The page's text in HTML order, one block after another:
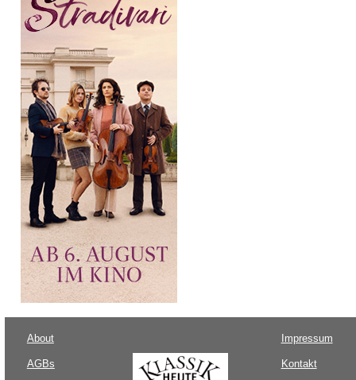
About
AGBs
Impressum
Kontakt